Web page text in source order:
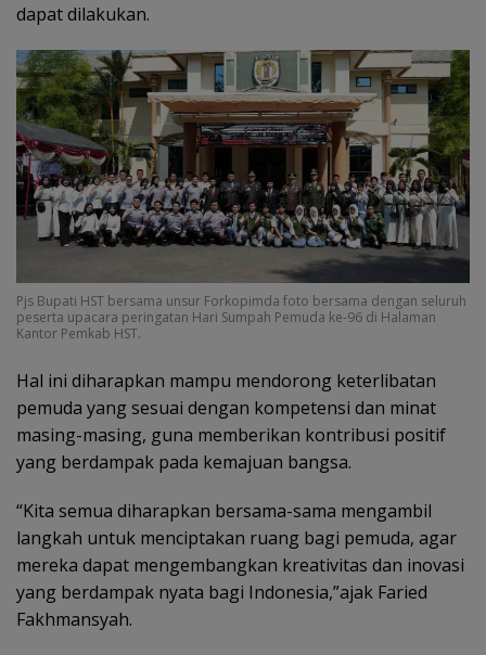
dapat dilakukan.
Pjs Bupati HST bersama unsur Forkopimda foto bersama dengan seluruh
peserta upacara peringatan Hari Sumpah Pemuda ke-96 di Halaman
Kantor Pemkab HST.
Hal ini diharapkan mampu mendorong keterlibatan
pemuda yang sesuai dengan kompetensi dan minat
masing-masing, guna memberikan kontribusi positif
yang berdampak pada kemajuan bangsa.
“Kita semua diharapkan bersama-sama mengambil
langkah untuk menciptakan ruang bagi pemuda, agar
mereka dapat mengembangkan kreativitas dan inovasi
yang berdampak nyata bagi Indonesia,”ajak Faried
Fakhmansyah.